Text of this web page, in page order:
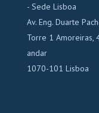
- Sede Lisboa
Av. Eng. Duarte
Torre 1 Amoreiras,
andar
1070-101 Lisboa